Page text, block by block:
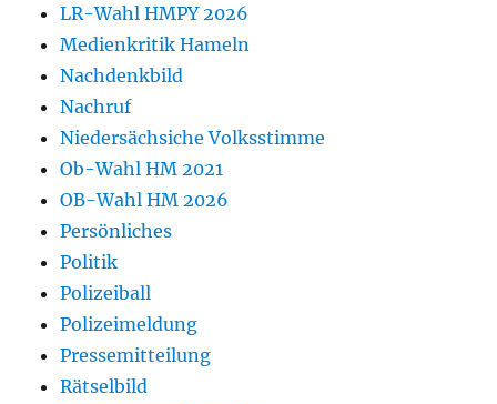
LR-Wahl HMPY 2026
Medienkritik Hameln
Nachdenkbild
Nachruf
Niedersächsiche Volksstimme
Ob-Wahl HM 2021
OB-Wahl HM 2026
Persönliches
Politik
Polizeiball
Polizeimeldung
Pressemitteilung
Rätselbild